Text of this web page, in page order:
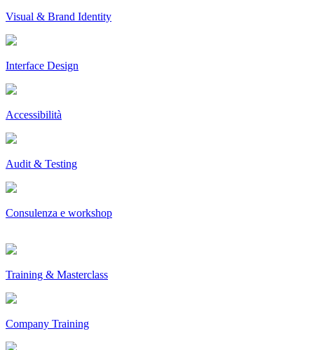
Visual & Brand Identity
Interface Design
Accessibilità
Audit & Testing
Consulenza e workshop
Training & Masterclass
Company Training